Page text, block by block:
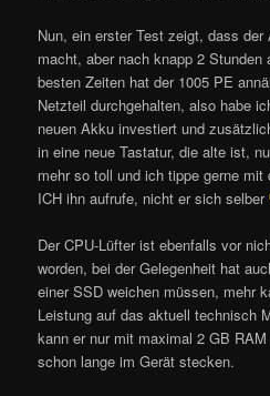
Nun, ein erster Test zeigt, dass
macht, aber nach knapp 2
besten Zeiten hat der 1005 PE
Netzteil durchgehalten, also habe
neuen Akku investiert und
in eine neue Tastatur, die alte ist,
mehr so toll und ich tippe gerne mit
ICH ihn aufrufe, nicht er sich selber
Der CPU-Lüfter ist ebenfalls vor
worden, bei der Gelegenheit hat
einer SSD weichen müssen, mehr
Leistung auf das aktuell technisch
kann er nur mit maximal 2 GB
schon lange im Gerät stecken.